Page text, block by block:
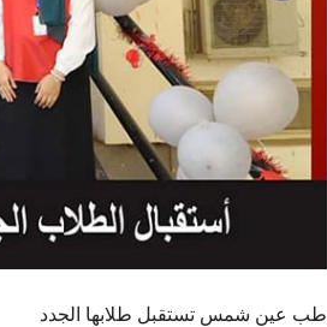
طب عين شمس تستقبل طلابها الجدد